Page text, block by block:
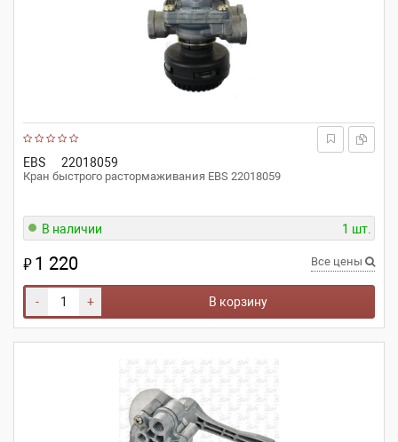
EBS 22018059
Кран быстрого растормаживания EBS 22018059
В наличии 1 шт.
₽1 220 Все цены
- + В корзину